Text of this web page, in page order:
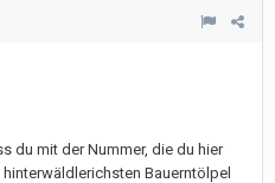
du mit der Nummer, die du hier
Bauerntölpel